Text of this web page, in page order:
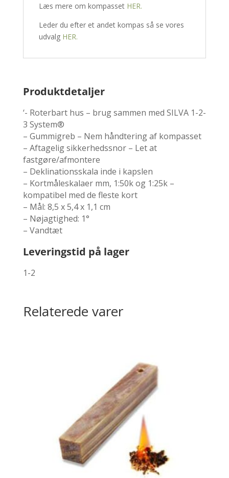
Læs mere om kompasset HER.
Leder du efter et andet kompas så se vores
udvalg HER.
Produktdetaljer
‘- Roterbart hus – brug sammen med SILVA 1-2-
3 System®
– Gummigreb – Nem håndtering af kompasset
– Aftagelig sikkerhedssnor – Let at
fastgøre/afmontere
– Deklinationsskala inde i kapslen
– Kortmåleskalaer mm, 1:50k og 1:25k –
kompatibel med de fleste kort
– Mål: 8,5 x 5,4 x 1,1 cm
– Nøjagtighed: 1°
– Vandtæt
Leveringstid på lager
1-2
Relaterede varer